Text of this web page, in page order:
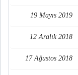
19 Mayıs 2019
12 Aralık 2018
17 Ağustos 2018